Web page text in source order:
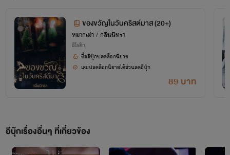
ของขวัญในวันคริสต์มาส (20+)
หมากเม่า / กลิ่นนิทรา
อีโรติก
89 บาท
ซื้ออีบุ๊กปลดล็อกนิยาย
เคยปลดล็อกนิยายได้ส่วนลดอีบุ๊ก
อีบุ๊กเรื่องอื่นๆ ที่เกี่ยวข้อง